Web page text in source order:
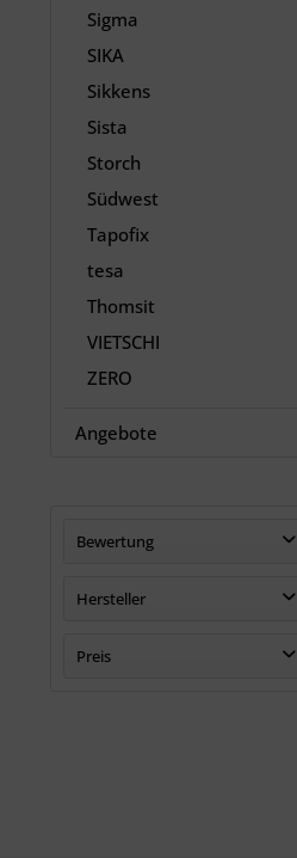
Sigma
SIKA
Sikkens
Sista
Storch
Südwest
Tapofix
tesa
Thomsit
VIETSCHI
ZERO
Angebote
Bewertung
Hersteller
Preis